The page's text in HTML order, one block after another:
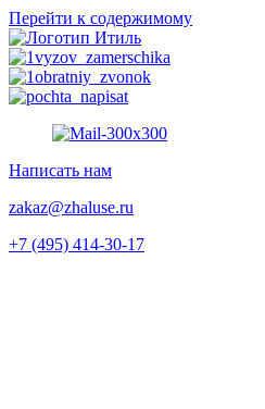
Перейти к содержимому
Написать нам
zakaz@zhaluse.ru
+7 (495) 414-30-17‬